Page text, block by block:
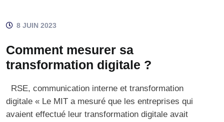
8 JUIN 2023
Comment mesurer sa
transformation digitale ?
RSE, communication interne et transformation
digitale « Le MIT a mesuré que les entreprises qui
avaient effectué leur transformation digitale avait